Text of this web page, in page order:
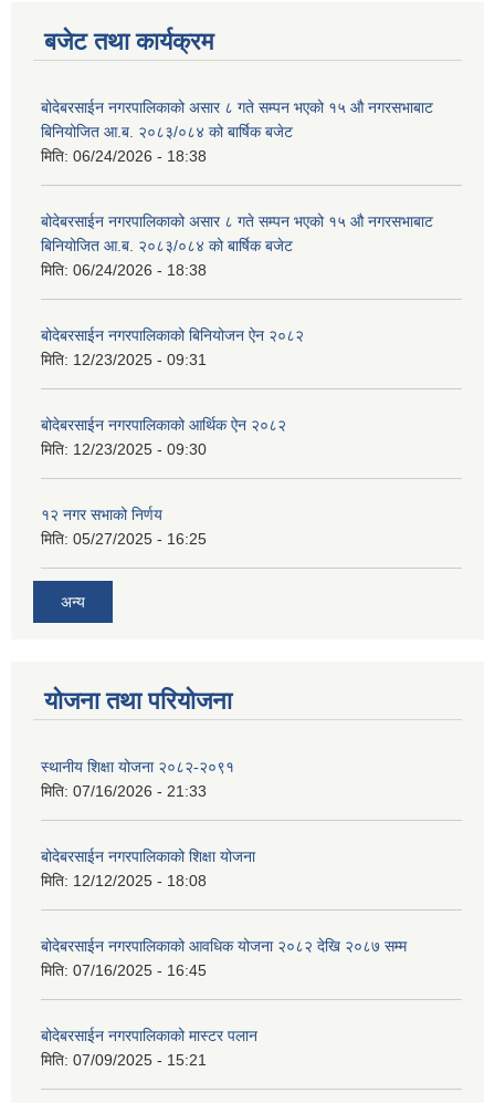
बजेट तथा कार्यक्रम
बोदेबरसाईन नगरपालिकाको असार ८ गते सम्पन भएको १५ ‍‍‍औ नगरसभाबाट
बिनियोजित आ.ब. २०८३/०८४ को बार्षिक बजेट
मिति: 06/24/2026 - 18:38
बोदेबरसाईन नगरपालिकाको असार ८ गते सम्पन भएको १५ ‍‍‍औ नगरसभाबाट
बिनियोजित आ.ब. २०८३/०८४ को बार्षिक बजेट
मिति: 06/24/2026 - 18:38
बोदेबरसाईन नगरपालिकाको बिनियोजन ऐन २०८२
मिति: 12/23/2025 - 09:31
बोदेबरसाईन नगरपालिकाको आर्थिक ऐन २०८२
मिति: 12/23/2025 - 09:30
१२ नगर सभाको निर्णय
मिति: 05/27/2025 - 16:25
अन्य
योजना तथा परियोजना
स्थानीय शिक्षा योजना २०८२-२०९१
मिति: 07/16/2026 - 21:33
बोदेबरसाईन नगरपालिकाको शिक्षा योजना
मिति: 12/12/2025 - 18:08
बोदेबरसाईन नगरपालिकाको आवधिक योजना २०८२ देखि २०८७ सम्म
मिति: 07/16/2025 - 16:45
बोदेबरसाईन नगरपालिकाको मास्टर पलान
मिति: 07/09/2025 - 15:21